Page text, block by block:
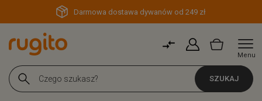
Darmowa dostawa dywanów od 249 zł
Menu
SZUKAJ